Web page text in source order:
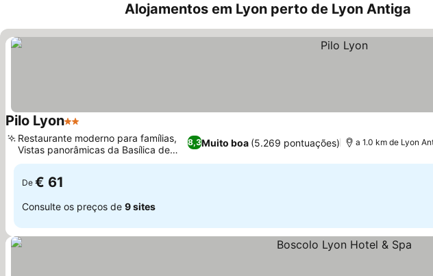
Alojamentos em Lyon perto de Lyon Antiga
Pilo Lyon2 Estrelas
8,3Muito boa (5.269 pontuações)
Restaurante moderno para famílias,
Vistas panorâmicas da Basílica de
Fourvière
a 1.0 km de Lyon
De € 61
Consulte os preços de 9 sites